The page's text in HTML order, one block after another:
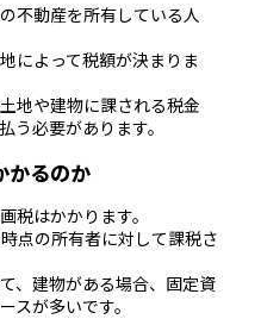
不動産を所有している人
によって税額が決まりま
地や建物に課される税金
う必要があります。
かるのか
税はかかります。
点の所有者に対して課税さ
、建物がある場合、固定資
スが多いです。